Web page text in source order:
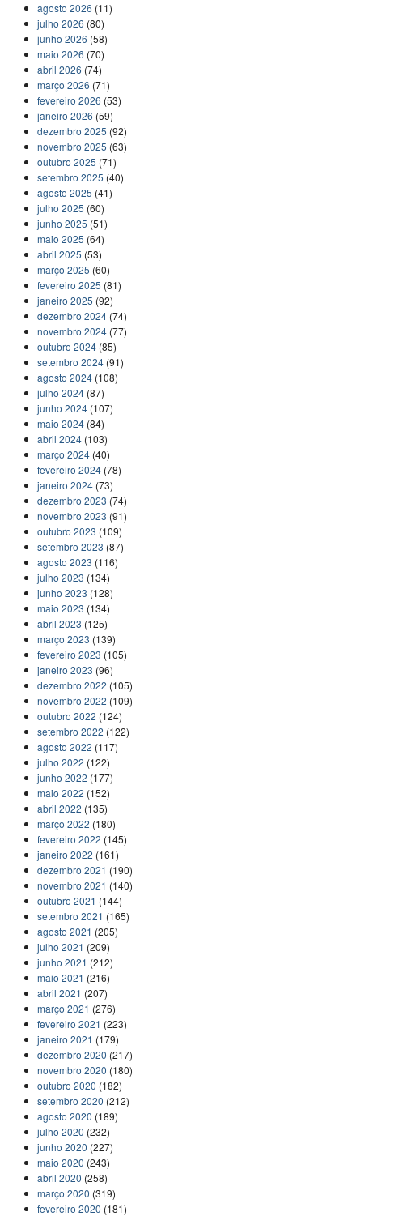
agosto 2026 (11)
julho 2026 (80)
junho 2026 (58)
maio 2026 (70)
abril 2026 (74)
março 2026 (71)
fevereiro 2026 (53)
janeiro 2026 (59)
dezembro 2025 (92)
novembro 2025 (63)
outubro 2025 (71)
setembro 2025 (40)
agosto 2025 (41)
julho 2025 (60)
junho 2025 (51)
maio 2025 (64)
abril 2025 (53)
março 2025 (60)
fevereiro 2025 (81)
janeiro 2025 (92)
dezembro 2024 (74)
novembro 2024 (77)
outubro 2024 (85)
setembro 2024 (91)
agosto 2024 (108)
julho 2024 (87)
junho 2024 (107)
maio 2024 (84)
abril 2024 (103)
março 2024 (40)
fevereiro 2024 (78)
janeiro 2024 (73)
dezembro 2023 (74)
novembro 2023 (91)
outubro 2023 (109)
setembro 2023 (87)
agosto 2023 (116)
julho 2023 (134)
junho 2023 (128)
maio 2023 (134)
abril 2023 (125)
março 2023 (139)
fevereiro 2023 (105)
janeiro 2023 (96)
dezembro 2022 (105)
novembro 2022 (109)
outubro 2022 (124)
setembro 2022 (122)
agosto 2022 (117)
julho 2022 (122)
junho 2022 (177)
maio 2022 (152)
abril 2022 (135)
março 2022 (180)
fevereiro 2022 (145)
janeiro 2022 (161)
dezembro 2021 (190)
novembro 2021 (140)
outubro 2021 (144)
setembro 2021 (165)
agosto 2021 (205)
julho 2021 (209)
junho 2021 (212)
maio 2021 (216)
abril 2021 (207)
março 2021 (276)
fevereiro 2021 (223)
janeiro 2021 (179)
dezembro 2020 (217)
novembro 2020 (180)
outubro 2020 (182)
setembro 2020 (212)
agosto 2020 (189)
julho 2020 (232)
junho 2020 (227)
maio 2020 (243)
abril 2020 (258)
março 2020 (319)
fevereiro 2020 (181)